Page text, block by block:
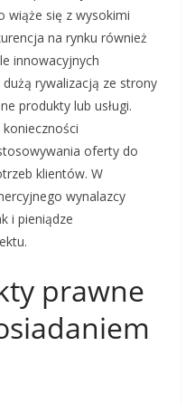
wiąże się z wysokimi
na rynku również
innowacyjnych
rywalizacją ze strony
produkty lub usługi.
oferty do
klientów. W
wynalazcy
i pieniądze
prawne